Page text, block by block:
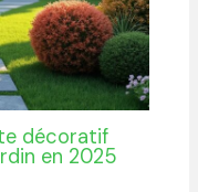
décoratif
en 2025